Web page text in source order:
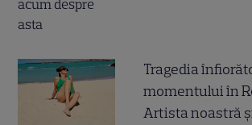
Tragedia
momentului în
Artista noastră